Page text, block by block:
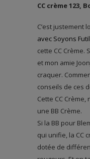
CC crème 123,
C’est justement
avec Soyons
cette CC Crème.
et mon amie
craquer.
conseils de ces
Cette CC
une BB Crème.
Si la BB pour
qui unifie, la CC
dotée de